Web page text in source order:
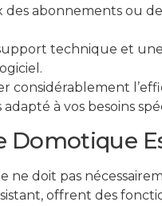
abonnements ou
technique et
considérablement
à vos besoins
Domotique
ne doit pas
offrent des